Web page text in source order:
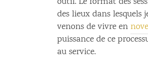
des lieux dans lesquels
venons de vivre en
puissance de ce
au service.